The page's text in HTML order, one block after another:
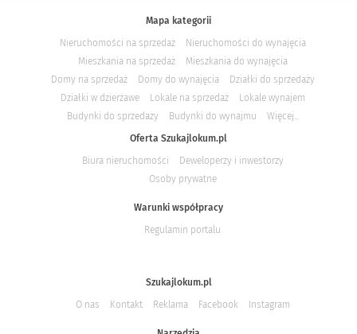
Mapa kategorii
Nieruchomości na sprzedaż
Nieruchomości do wynajęcia
Mieszkania na sprzedaż
Mieszkania do wynajęcia
Domy na sprzedaż
Domy do wynajęcia
Działki do sprzedaży
Działki w dzierżawe
Lokale na sprzedaż
Lokale wynajem
Budynki do sprzedaży
Budynki do wynajmu
Więcej...
Oferta Szukajlokum.pl
Biura nieruchomości
Deweloperzy i inwestorzy
Osoby prywatne
Warunki współpracy
Regulamin portalu
Szukajlokum.pl
O nas
Kontakt Reklama Facebook Instagram